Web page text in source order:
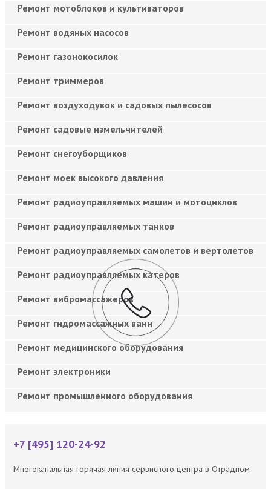
Ремонт мотоблоков и культиваторов
Ремонт водяных насосов
Ремонт газонокосилок
Ремонт триммеров
Ремонт воздуходувок и садовых пылесосов
Ремонт садовые измельчителей
Ремонт снегоуборщиков
Ремонт моек высокого давления
Ремонт радиоуправляемых машин и мотоциклов
Ремонт радиоуправляемых танков
Ремонт радиоуправляемых самолетов и вертолетов
Ремонт радиоуправляемых катеров
Ремонт вибромассажеров
Ремонт гидромассажных ванн
Ремонт медицинского оборудования
Ремонт электроники
Ремонт промышленного оборудования
+7 [495] 120-24-92
Многоканальная горячая линия сервисного центра в Отрадном